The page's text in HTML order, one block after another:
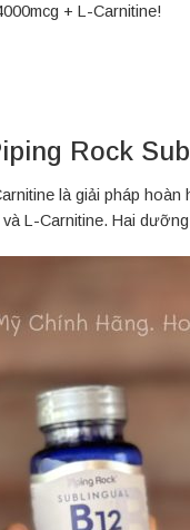
+ L-Carnitine!
Rock
là giải pháp
L-Carnitine. Hai